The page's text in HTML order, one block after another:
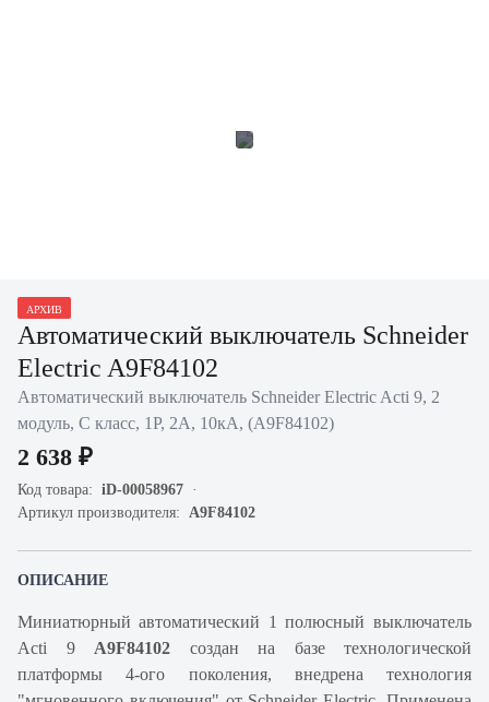
АРХИВ
Автоматический выключатель Schneider
Electric A9F84102
Автоматический выключатель Schneider Electric Acti 9, 2
модуль, C класс, 1P, 2А, 10кА, (A9F84102)
2 638 ₽
Код товара: iD-00058967
Артикул производителя: A9F84102
ОПИСАНИЕ
Миниатюрный автоматический 1 полюсный выключатель
Acti 9 A9F84102 создан на базе технологической
платформы 4-ого поколения, внедрена технология